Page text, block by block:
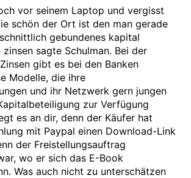
vor seinem Laptop und vergisst
schön der Ort ist den man gerade
gebundenes kapital
sagte Schulman. Bei der
gibt es bei den Banken
Modelle, die ihre
und ihr Netzwerk gern jungen
zur Verfügung
es an dir, denn der Käufer hat
mit Paypal einen Download-Link
der Freistellungsauftrag
wo er sich das E-Book
Was auch nicht zu unterschätzen